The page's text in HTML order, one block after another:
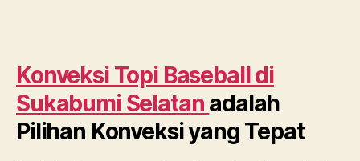
Konveksi Topi Baseball di
Sukabumi Selatan adalah
Pilihan Konveksi yang Tepat